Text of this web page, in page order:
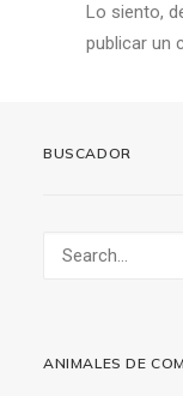
Lo siento,
publicar un
BUSCADOR
ANIMALES DE